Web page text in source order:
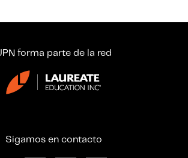
forma parte de la red
Sigamos en contacto